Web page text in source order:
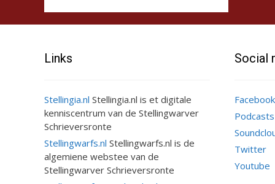
Links
Stellingia.nl Stellingia.nl is et digitale
kenniscentrum van de Stellingwarver
Schrieversronte
Stellingwarfs.nl Stellingwarfs.nl is de
algemiene webstee van de
Stellingwarver Schrieversronte
Social
Facebook
Podcasts
Twitter
Youtube